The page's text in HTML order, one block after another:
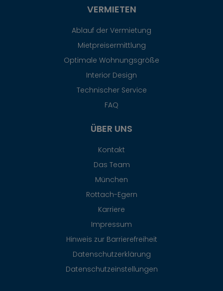
VERMIETEN
Ablauf der Vermietung
Mietpreisermittlung
Optimale Wohnungsgröße
Interior Design
Technischer Service
FAQ
ÜBER UNS
Kontakt
Das Team
München
Rottach-Egern
Karriere
Impressum
Hinweis zur Barrierefreiheit
Datenschutzerklärung
Datenschutzeinstellungen